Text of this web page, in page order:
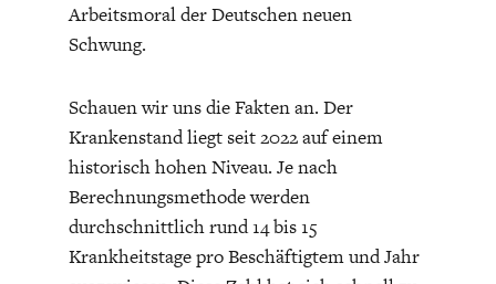
CIRCULAR ECONOMY
ENTWICKLUNGSPOLITIK
Arbeitsmoral der Deutschen neuen
Schwung.
Schauen wir uns die Fakten an. Der
Krankenstand liegt seit 2022 auf einem
historisch hohen Niveau. Je nach
Berechnungsmethode werden
durchschnittlich rund 14 bis 15
Krankheitstage pro Beschäftigtem und Jahr